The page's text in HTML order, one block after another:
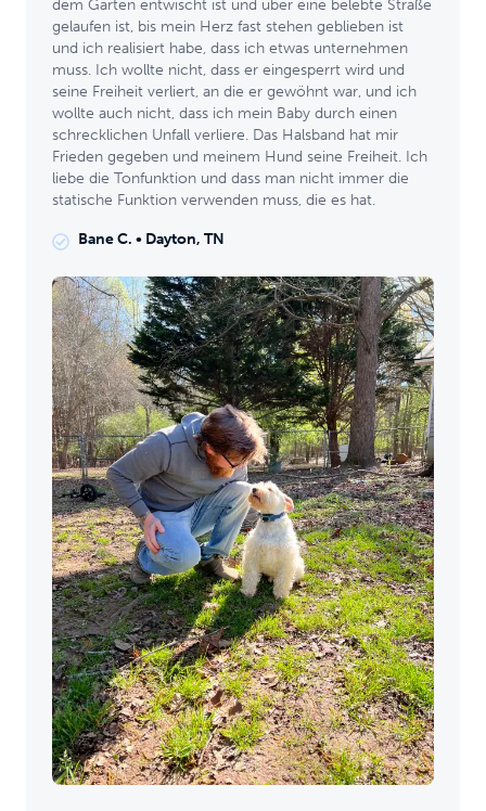
dem Garten entwischt ist und über eine belebte Straße
gelaufen ist, bis mein Herz fast stehen geblieben ist
und ich realisiert habe, dass ich etwas unternehmen
muss. Ich wollte nicht, dass er eingesperrt wird und
seine Freiheit verliert, an die er gewöhnt war, und ich
wollte auch nicht, dass ich mein Baby durch einen
schrecklichen Unfall verliere. Das Halsband hat mir
Frieden gegeben und meinem Hund seine Freiheit. Ich
liebe die Tonfunktion und dass man nicht immer die
statische Funktion verwenden muss, die es hat.
Bane C. • Dayton, TN